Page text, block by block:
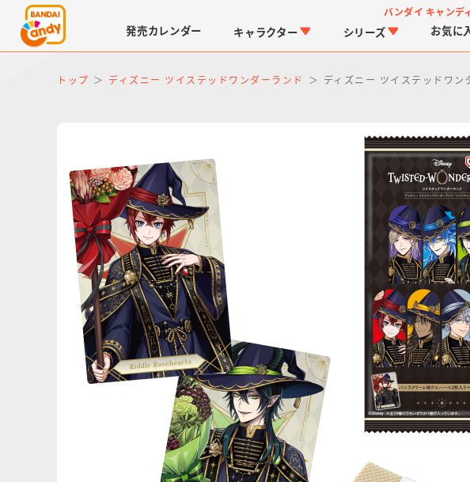
バンダイ キャンデ
発売カレンダー キャラクター
LINK TRAVELERS 仮面ライダーシリーズ
PROJECT
ーパー戦隊シリ
シリーズ
チョコボックス キャラパキ つりグミ
お気に
トップ ディズニー ツイステッドワンダーランド ディズニー ツイステッドワ